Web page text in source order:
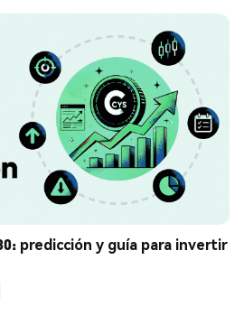
predicción y guía para invertir